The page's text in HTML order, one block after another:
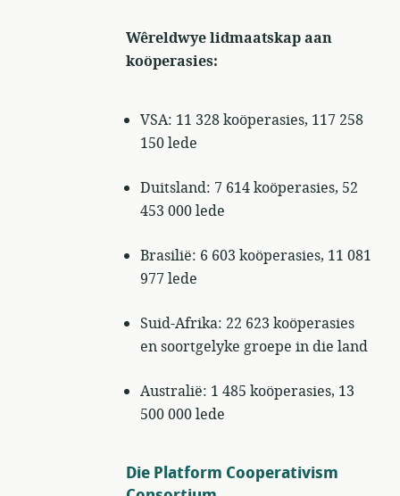
Wêreldwye lidmaatskap aan
koöperasies:
VSA: 11 328 koöperasies, 117 258
150 lede
Duitsland: 7 614 koöperasies, 52
453 000 lede
Brasilië: 6 603 koöperasies, 11 081
977 lede
Suid-Afrika: 22 623 koöperasies
en soortgelyke groepe in die land
Australië: 1 485 koöperasies, 13
500 000 lede
Die Platform Cooperativism